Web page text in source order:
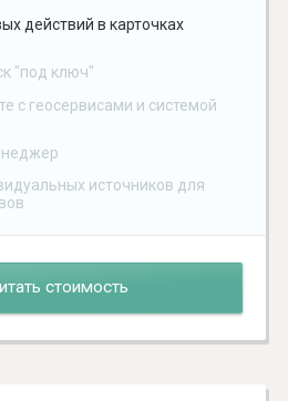
действий в карточках
"под ключ"
с геосервисами и системой
источников для
стоимость